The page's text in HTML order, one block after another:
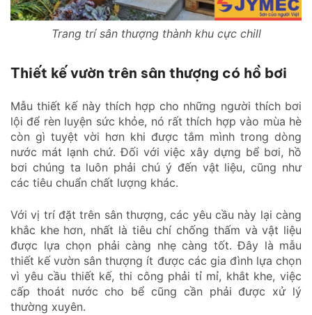
Trang trí sân thượng thành khu cực chill
Thiết kế vườn trên sân thượng có hồ bơi
Mẫu thiết kế này thích hợp cho những người thích bơi
lội để rèn luyện sức khỏe, nó rất thích hợp vào mùa hè
còn gì tuyệt vời hơn khi được tắm mình trong dòng
nước mát lạnh chứ. Đối với việc xây dựng bể bơi, hồ
bơi chúng ta luôn phải chú ý đến vật liệu, cũng như
các tiêu chuẩn chất lượng khác.
Với vị trí đặt trên sân thượng, các yêu cầu này lại càng
khắc khe hơn, nhất là tiêu chí chống thấm và vật liệu
được lựa chọn phải càng nhẹ càng tốt. Đây là mẫu
thiết kế vườn sân thượng ít được các gia đình lựa chọn
vì yêu cầu thiết kế, thi công phải tỉ mỉ, khắt khe, việc
cấp thoát nước cho bể cũng cần phải được xử lý
thường xuyên.